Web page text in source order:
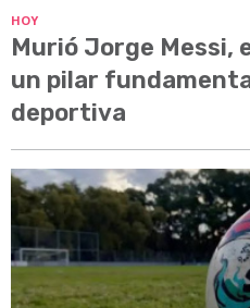
HOY
Murió Jorge Messi,
un pilar
deportiva